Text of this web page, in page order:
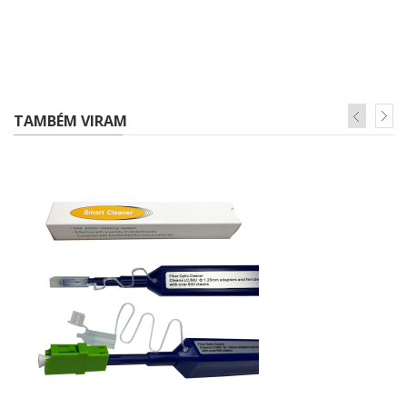
TAMBÉM VIRAM